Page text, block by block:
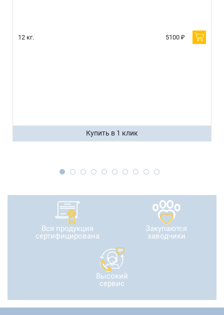
12 кг. 5100 ₽
Купить в 1 клик
Вся продукция
сертифицирована
Закупаются
заводчики
Высокий
сервис